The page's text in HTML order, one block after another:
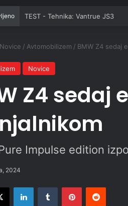
TEST - Tehnika: Vantrue JS3
Novice / Avtomobilizem / BMW Z4 sedaj
Novice
Z4 sedaj
Impulse edition
2024
X LinkedInTumblr PinterestReddit